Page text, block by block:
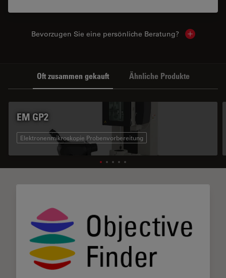
Bevorzugen Sie eine persönliche Beratung? Show
Oft zusammen gekauft Ähnliche Produkte
EM GP2
Elektronenmikroskopie Probenvorbereitung